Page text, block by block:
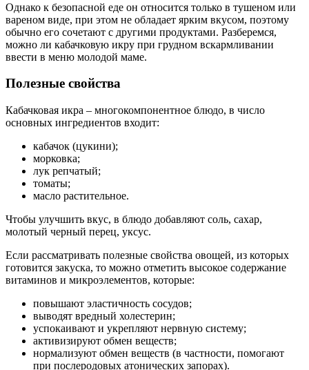
Однако к безопасной еде он относится только в тушеном или
вареном виде, при этом не обладает ярким вкусом, поэтому
обычно его сочетают с другими продуктами. Разберемся,
можно ли кабачковую икру при грудном вскармливании
ввести в меню молодой маме.
Полезные свойства
Кабачковая икра – многокомпонентное блюдо, в число
основных ингредиентов входит:
кабачок (цукини);
морковка;
лук репчатый;
томаты;
масло растительное.
Чтобы улучшить вкус, в блюдо добавляют соль, сахар,
молотый черный перец, уксус.
Если рассматривать полезные свойства овощей, из которых
готовится закуска, то можно отметить высокое содержание
витаминов и микроэлементов, которые:
повышают эластичность сосудов;
выводят вредный холестерин;
успокаивают и укрепляют нервную систему;
активизируют обмен веществ;
нормализуют обмен веществ (в частности, помогают
при послеродовых атонических запорах).